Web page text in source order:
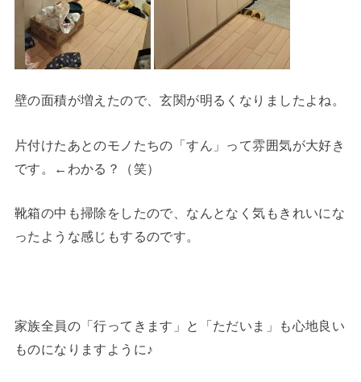
壁の面積が増えたので、玄関が明るくなりましたよね。
片付けたあとのモノたちの「すん」って雰囲気が大好き
です。←わかる？（笑）
靴箱の中も掃除をしたので、なんとなく気もきれいにな
ったような感じもするのです。
家族全員の「行ってきます」と「ただいま」も心地良い
ものになりますように♪